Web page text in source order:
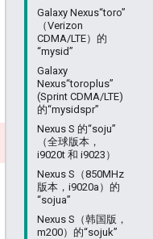
Galaxy Nexus“toro”
（Verizon
CDMA/LTE）的
“mysid”
Galaxy
Nexus“toroplus”
(Sprint CDMA/LTE)
的“mysidspr”
Nexus S 的“soju”
（全球版本，
i9020t 和 i9023）
Nexus S（850MHz
版本，i9020a）的
“sojua”
Nexus S（韩国版，
m200）的“sojuk”